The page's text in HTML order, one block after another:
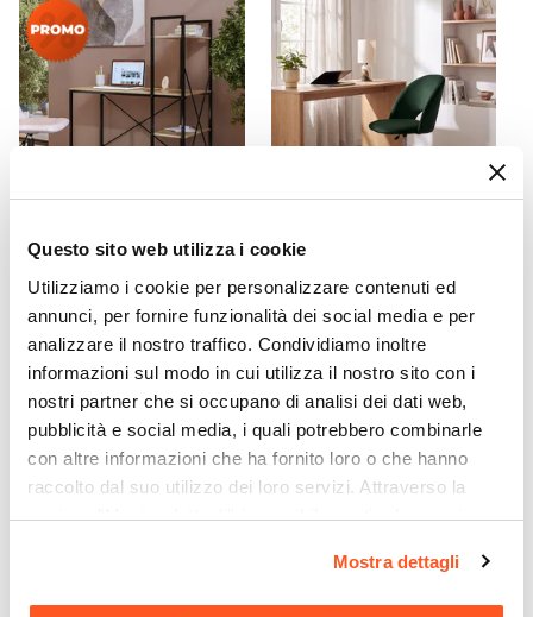
Questo sito web utilizza i cookie
Utilizziamo i cookie per personalizzare contenuti ed
annunci, per fornire funzionalità dei social media e per
analizzare il nostro traffico. Condividiamo inoltre
informazioni sul modo in cui utilizza il nostro sito con i
nostri partner che si occupano di analisi dei dati web,
pubblicità e social media, i quali potrebbero combinarle
con altre informazioni che ha fornito loro o che hanno
raccolto dal suo utilizzo dei loro servizi. Attraverso la
sezione "Mostra dettagli" è possibile gestire le proprie
momento. Per maggiori informazioni si invita a leggere la
nostraCookie Policy.
Mostra dettagli
CODICE:DK-SL1
Scrivania 100x52 cm con
top in legno rovere e
struttura in acciaio nero con
libreria integrata - Duke
€ 52,70 € 62,00 15,00%
CODICE:
Sedia da ufficio girevole in
velluto verde scuro con
base in metallo nero -
Kimmy Roller
€ 67,00